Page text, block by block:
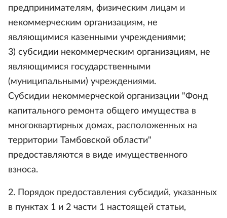
предпринимателям, физическим лицам и
некоммерческим организациям, не
являющимися казенными учреждениями;
3) субсидии некоммерческим организациям, не
являющимися государственными
(муниципальными) учреждениями.
Субсидии некоммерческой организации "Фонд
капитального ремонта общего имущества в
многоквартирных домах, расположенных на
территории Тамбовской области"
предоставляются в виде имущественного
взноса.
2. Порядок предоставления субсидий, указанных
в пунктах 1 и 2 части 1 настоящей статьи,